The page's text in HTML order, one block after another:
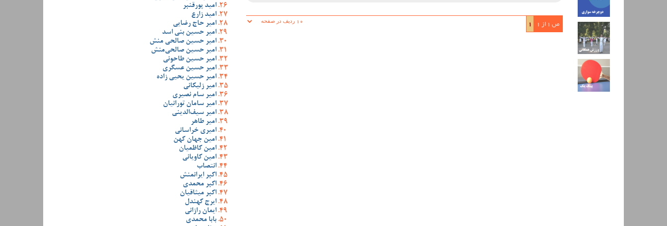
ص 1 از 1 1
امید پورقنبر
امید زارع
امیر حاج رضایی
امیر حسین بنی اسد
امیر حسین صالحی منش
امیر حسین صالحی‌منش
امیر حسین طاحونی
امیر حسین عسگری
امیر حسین یحیی زاده
امیر زلیکانی
امیر سام نصیری
امیر سامان تورانیان
امیر سیف‌الدینی
امیر طاهر
امیری خراسانی
امین جهان کهن
امین کاظمیان
امین کاویانی
انتصاب
اکبر ایرانمنش
اکبر محمدی
اکبر میثاقیان
ایرج کهندل
ایمان رازانی
بابا محمدی